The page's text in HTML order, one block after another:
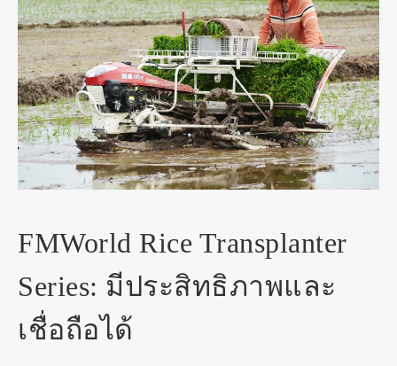
FMWorld Rice Transplanter
Series: มีประสิทธิภาพและ
เชื่อถือได้